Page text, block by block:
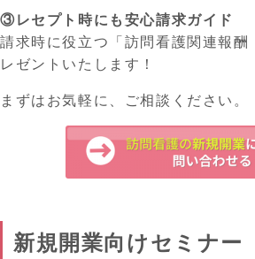
③レセプト時にも安心請求ガイド
請求時に役立つ「訪問看護関連報酬
レゼントいたします！
まずはお気軽に、ご相談ください。
新規開業向けセミナー